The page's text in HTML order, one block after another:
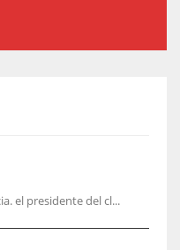
el presidente del cl...